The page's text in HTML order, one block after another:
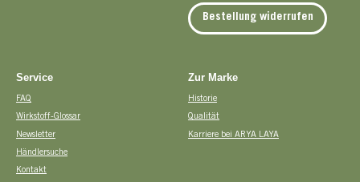
Bestellung widerrufen
Service
FAQ
Wirkstoff-Glossar
Newsletter
Händlersuche
Kontakt
Zur Marke
Historie
Qualität
Karriere bei ARYA LAYA